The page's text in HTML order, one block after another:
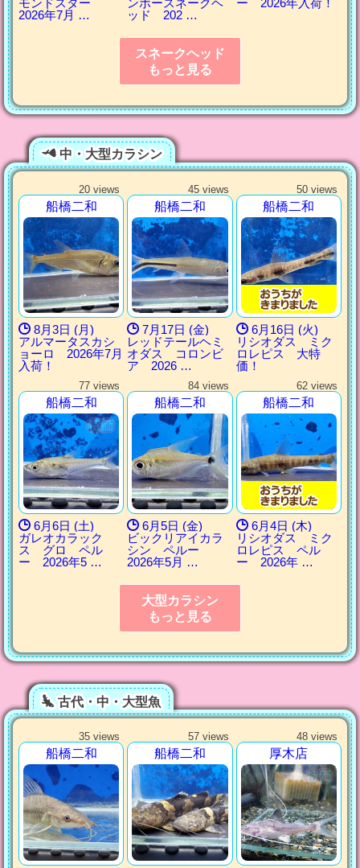
2026年7月 …
ッド 202 …
スネークヘッド
もっと見る
中・大型カラシン
20 views
船橋二和
8月3日 (月)
アルマータスカシ
ョーロ 2026年7月
入荷！
45 views
船橋二和
7月17日 (金)
レッドテールヘミ
オダス コロンビ
ア 2026 …
50 views
船橋二和
6月16日 (火)
リシオダス ミク
ロレピス 大特
価！
77 views
船橋二和
6月6日 (土)
ガレオカラック
ス グロ ペル
ー 2026年5 …
84 views
船橋二和
6月5日 (金)
ビックリアイカラ
シン ペルー
2026年5月 …
62 views
船橋二和
6月4日 (木)
リシオダス ミク
ロレピス ペル
ー 2026年 …
大型カラシン
もっと見る
古代・中・大型魚
35 views
船橋二和
57 views
船橋二和
48 views
厚木店